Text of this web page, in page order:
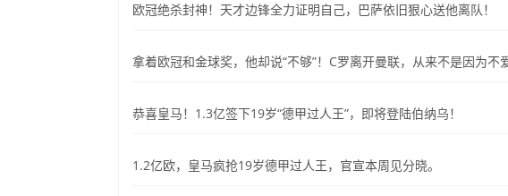
欧冠绝杀封神！天才边锋全力证明自己，巴萨依旧狠心送他离队！
拿着欧冠和金球奖，他却说“不够”！C罗离开曼联，从来不是因为不
恭喜皇马！1.3亿签下19岁“德甲过人王”，即将登陆伯纳乌！
1.2亿欧，皇马疯抢19岁德甲过人王，官宣本周见分晓。